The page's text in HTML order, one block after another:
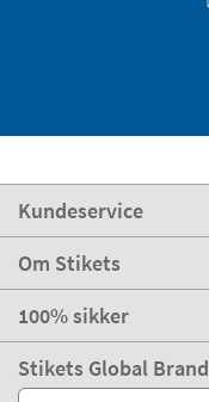
Kundeservice
Om Stikets
100% sikker
Stikets Global Brand